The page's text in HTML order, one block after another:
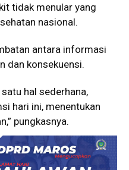
tidak menular yang
nasional.
antara informasi
dan konsekuensi.
hal sederhana,
hari ini, menentukan
pungkasnya.